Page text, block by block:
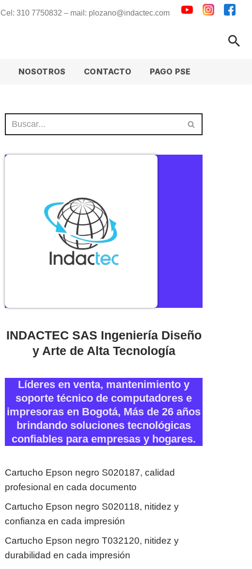
Cel: 310 7750832 – mail: plozano@indactec.com
NOSOTROS CONTACTO PAGO PSE
INDACTEC SAS Ingeniería Diseño
y Arte de Alta Tecnología
Líderes en venta, mantenimiento y
soporte técnico de computadores e
impresoras en Bogotá, Más de 26 años
brindando soluciones tecnológicas
confiables para empresas y hogares.
Cartucho Epson negro S020187, calidad
profesional en cada documento
Cartucho Epson negro S020118, nitidez y
confianza en cada impresión
Cartucho Epson negro T032120, nitidez y
durabilidad en cada impresión